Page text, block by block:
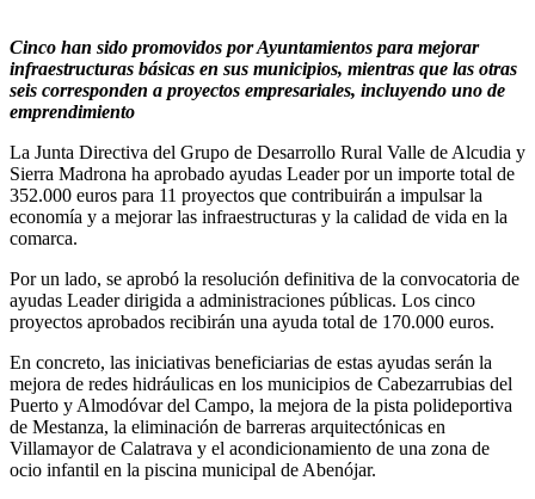
Cinco han sido promovidos por Ayuntamientos para mejorar
infraestructuras básicas en sus municipios, mientras que las otras
seis corresponden a proyectos empresariales, incluyendo uno de
emprendimiento
La Junta Directiva del Grupo de Desarrollo Rural Valle de Alcudia y
Sierra Madrona ha aprobado ayudas Leader por un importe total de
352.000 euros para 11 proyectos que contribuirán a impulsar la
economía y a mejorar las infraestructuras y la calidad de vida en la
comarca.
Por un lado, se aprobó la resolución definitiva de la convocatoria de
ayudas Leader dirigida a administraciones públicas. Los cinco
proyectos aprobados recibirán una ayuda total de 170.000 euros.
En concreto, las iniciativas beneficiarias de estas ayudas serán la
mejora de redes hidráulicas en los municipios de Cabezarrubias del
Puerto y Almodóvar del Campo, la mejora de la pista polideportiva
de Mestanza, la eliminación de barreras arquitectónicas en
Villamayor de Calatrava y el acondicionamiento de una zona de
ocio infantil en la piscina municipal de Abenójar.